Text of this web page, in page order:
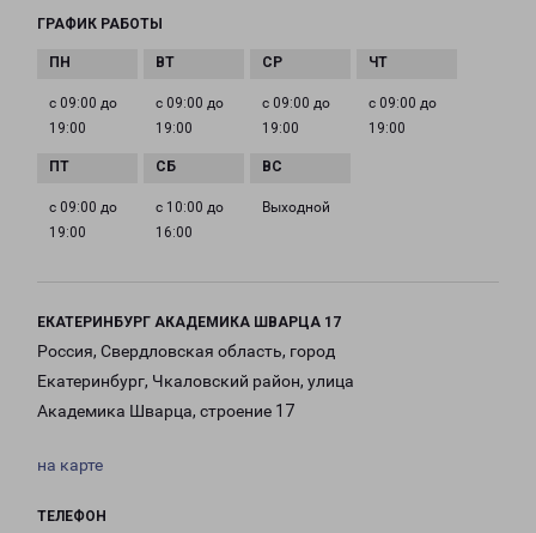
ГРАФИК РАБОТЫ
с 09:00 до
19:00
с 09:00 до
19:00
с 09:00 до
19:00
с 09:00 до
19:00
с 09:00 до
19:00
с 10:00 до
16:00
Выходной
ЕКАТЕРИНБУРГ АКАДЕМИКА ШВАРЦА 17
Россия, Свердловская область, город
Екатеринбург, Чкаловский район, улица
Академика Шварца, строение 17
на карте
ТЕЛЕФОН